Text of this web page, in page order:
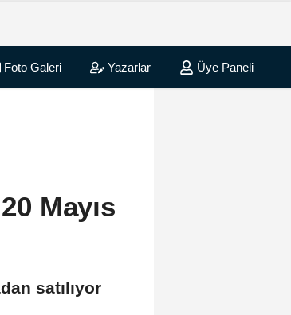
Foto Galeri Yazarlar Üye Paneli
Mayıs
satılıyor